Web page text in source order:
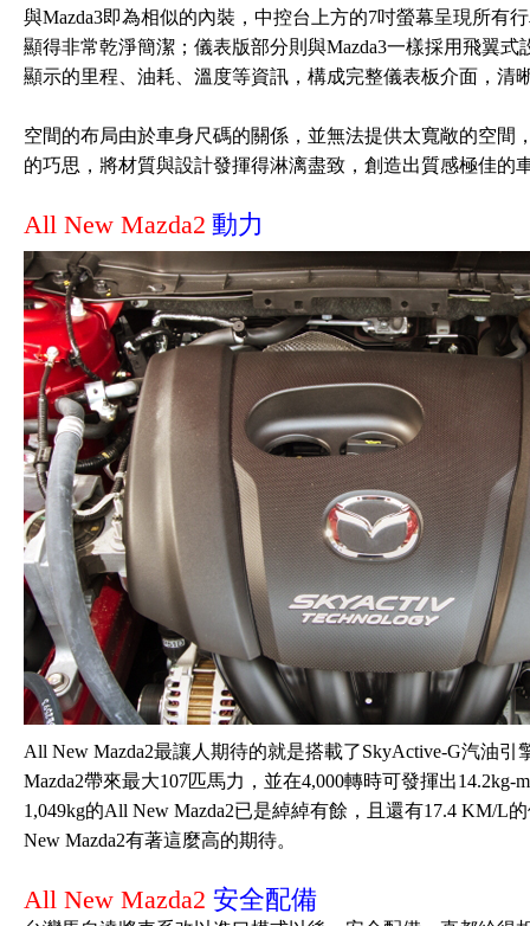
與Mazda3即為相似的內裝，中控台上方的7吋螢幕呈現所有
顯得非常乾淨簡潔；儀表版部分則與Mazda3一樣採用飛翼
顯示的里程、油耗、溫度等資訊，構成完整儀表板介面，清
空間的布局由於車身尺碼的關係，並無法提供太寬敞的空間
的巧思，將材質與設計發揮得淋漓盡致，創造出質感極佳的
All New Mazda2 動力
All New Mazda2最讓人期待的就是搭載了SkyActive-G汽油
Mazda2帶來最大107匹馬力，並在4,000轉時可發揮出
1,049kg的All New Mazda2已是綽綽有餘，且還有17.4 KM/L
New Mazda2有著這麼高的期待。
All New Mazda2 安全配備